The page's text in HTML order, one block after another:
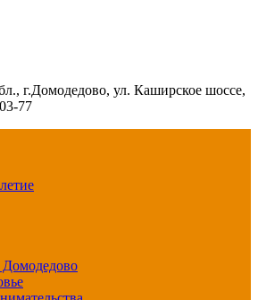
г.Домодедово, ул. Каширское шоссе,
77
Домодедово